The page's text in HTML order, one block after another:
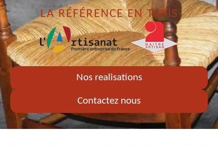
LA RÉFÉRENCE EN TAPIS
Nos realisations
Contactez nous